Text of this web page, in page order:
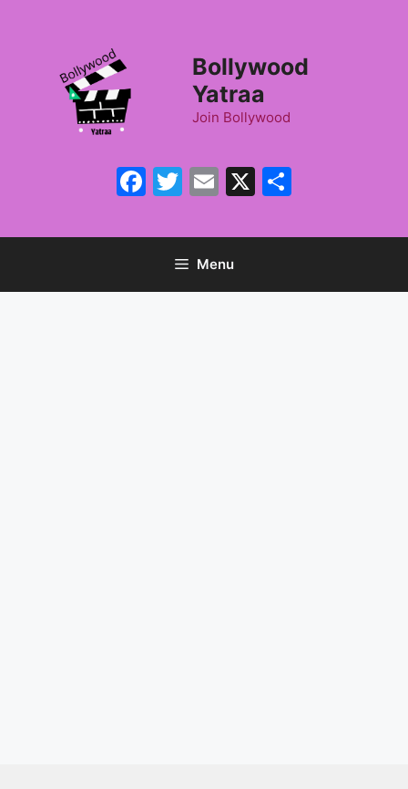
Bollywood
Yatraa
Join Bollywood
Facebook
Twitter
Email
X
Menu